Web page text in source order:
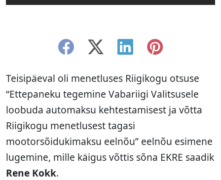
Teisipäeval oli menetluses Riigikogu otsuse
“Ettepaneku tegemine Vabariigi Valitsusele
loobuda automaksu kehtestamisest ja võtta
Riigikogu menetlusest tagasi
mootorsõidukimaksu eelnõu” eelnõu esimene
lugemine, mille käigus võttis sõna EKRE saadik
Rene Kokk.